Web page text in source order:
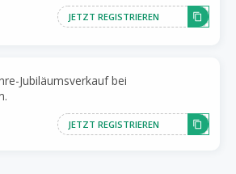
JETZT REGISTRIEREN
Jubiläumsverkauf bei
JETZT REGISTRIEREN